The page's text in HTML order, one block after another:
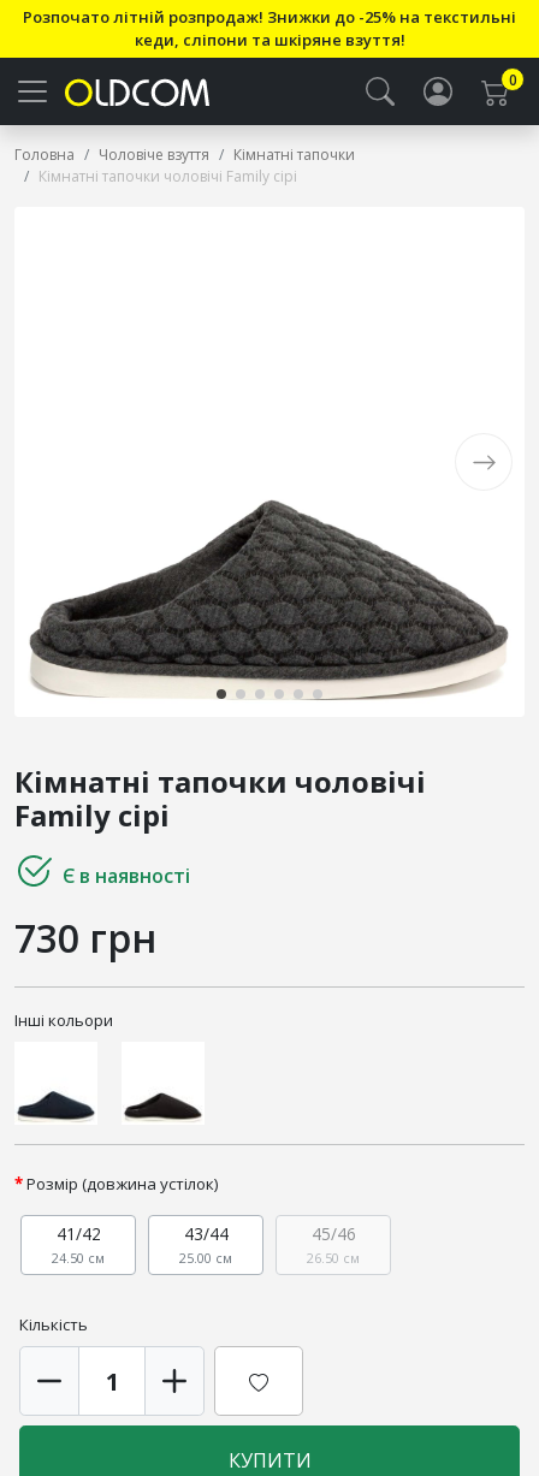
Розпочато літній розпродаж! Знижки до -25% на текстильні
кеди, сліпони та шкіряне взуття!
0
Головна Чоловіче взуття
Кімнатні тапочки
Кімнатні тапочки чоловічі Family сірі
Кімнатні тапочки чоловічі
Family сірі
Є в наявності
730 грн
Інші кольори
Розмір (довжина устілок)
41/42
24.50 см
43/44
25.00 см
45/46
26.50 см
Кількість
КУПИТИ